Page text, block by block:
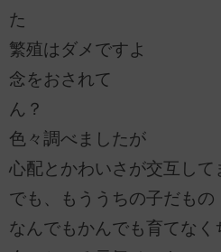
た
繁殖はダメですよ
念をおされて
ん？
色々調べましたが
心配とかわいさが交互して
でも、もううちの子だもの
なんでもかんでも育てなく